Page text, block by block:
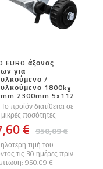
EURO άξονας
για
/
1800kg
2300mm 5x112
Το προϊόν διατίθεται σε
μικρές ποσότητες
950,09 €
€
τιμή του
τις 30 ημέρες πριν
950,09 €